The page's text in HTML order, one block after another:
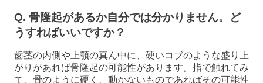
Q. 骨隆起があるか自分では分かりません。ど
うすればいいですか？
歯茎の内側や上顎の真ん中に、硬いコブのような盛り上
がりがあれば骨隆起の可能性があります。指で触れてみ
て、骨のように硬く、動かないものであればその可能性